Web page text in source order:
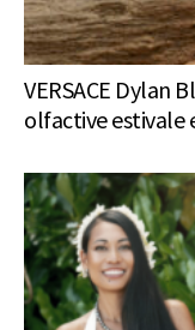
VERSACE Dylan
olfactive estivale